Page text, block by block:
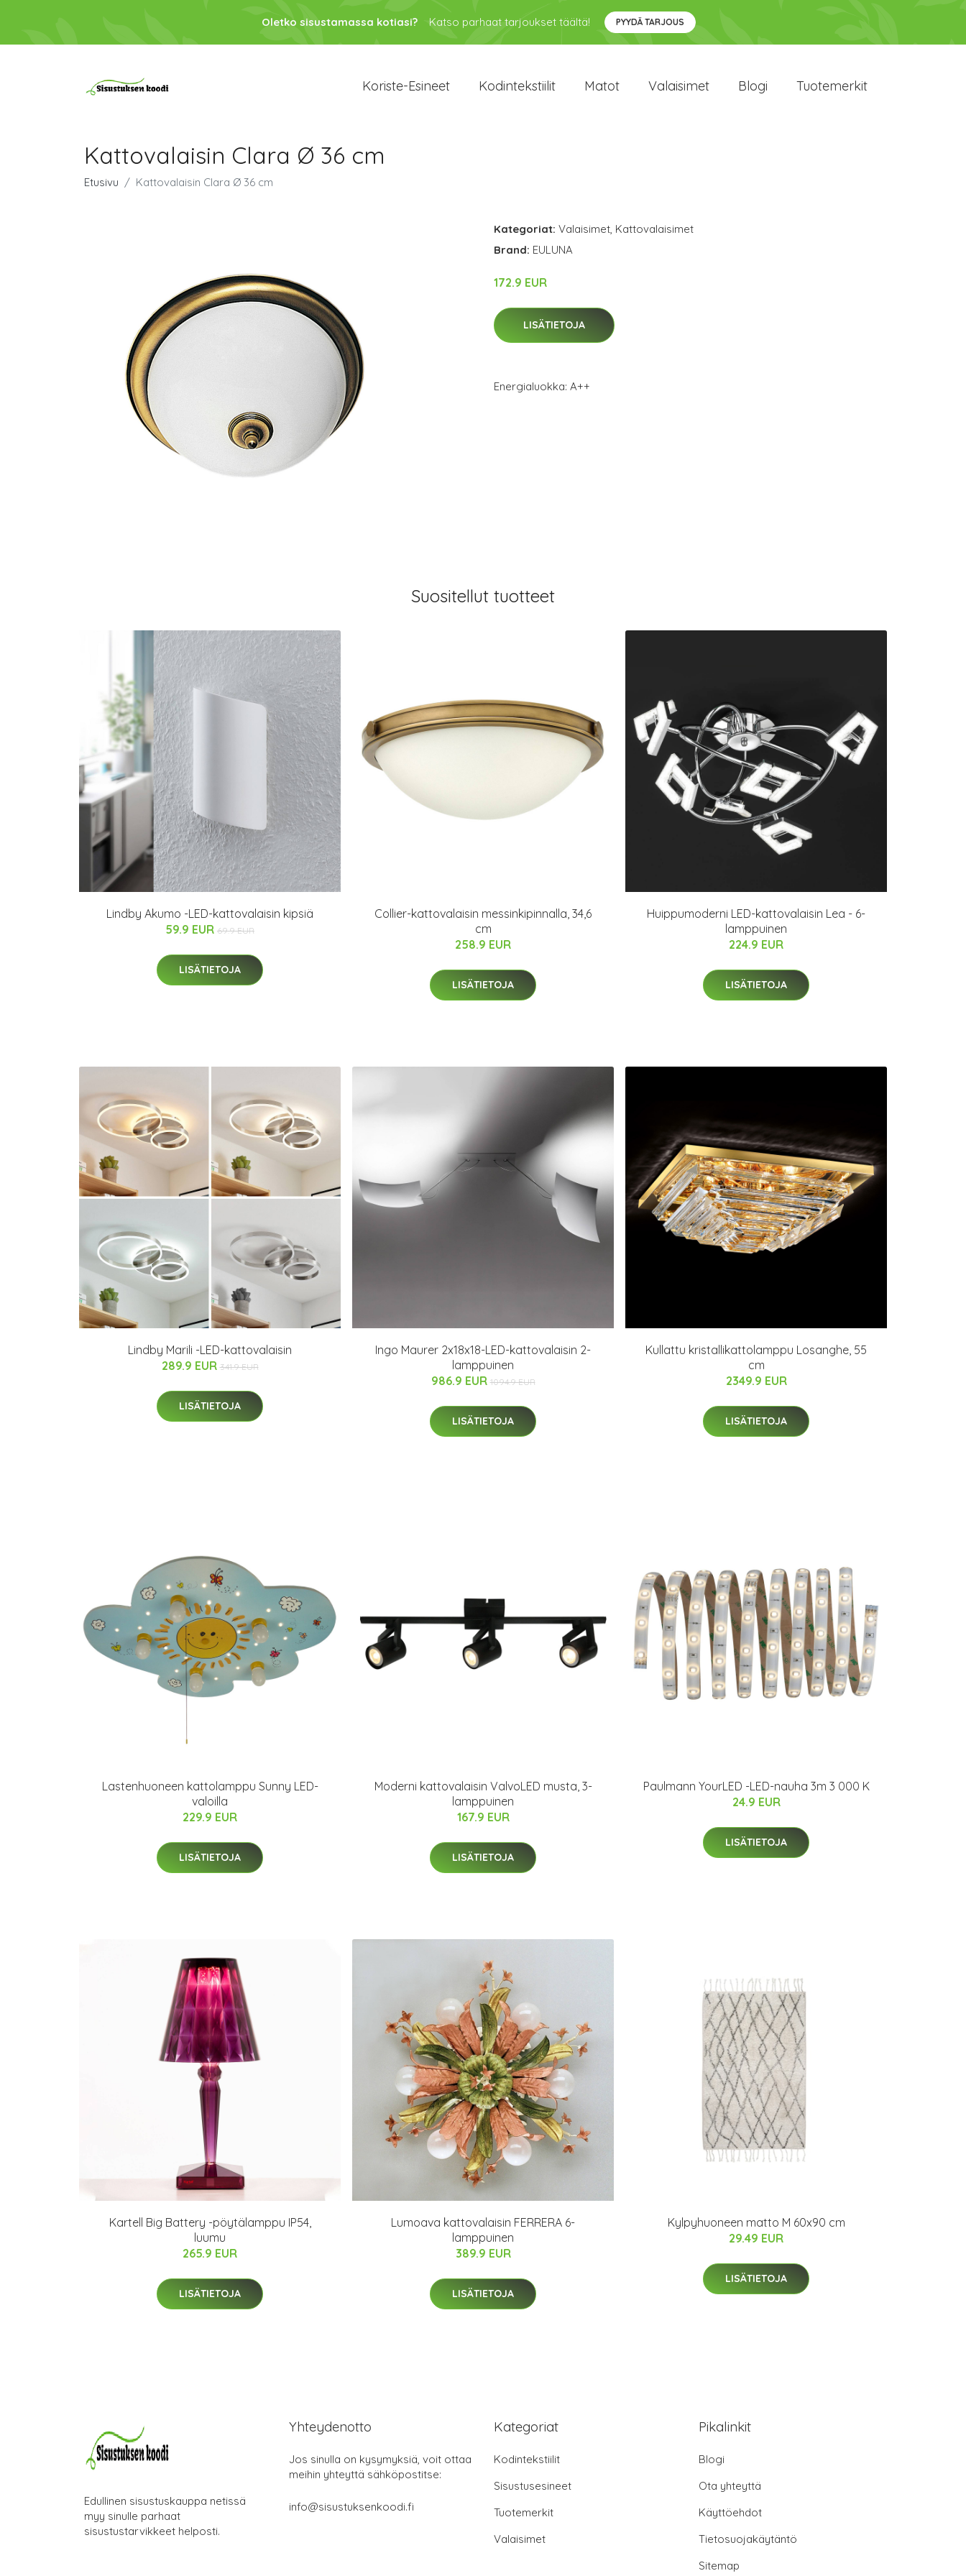
Oletko sisustamassa kotiasi? Katso parhaat tarjoukset täältä! PYYDÄ TARJOUS
Koriste-Esineet Kodintekstiilit Matot Valaisimet Blogi Tuotemerkit
Kattovalaisin Clara Ø 36 cm
Etusivu Kattovalaisin Clara Ø 36 cm
Kategoriat: Valaisimet, Kattovalaisimet
Brand: EULUNA
172.9 EUR
LISÄTIETOJA
Energialuokka: A++
Suositellut tuotteet
Lindby Akumo -LED-kattovalaisin kipsiä
59.9 EUR 69.9 EUR
LISÄTIETOJA
Collier-kattovalaisin messinkipinnalla, 34,6
cm
258.9 EUR
LISÄTIETOJA
Huippumoderni LED-kattovalaisin Lea - 6-
lamppuinen
224.9 EUR
LISÄTIETOJA
Lindby Marili -LED-kattovalaisin
289.9 EUR 341.9 EUR
LISÄTIETOJA
Ingo Maurer 2x18x18-LED-kattovalaisin 2-
lamppuinen
986.9 EUR 1094.9 EUR
LISÄTIETOJA
Kullattu kristallikattolamppu Losanghe, 55
cm
2349.9 EUR
LISÄTIETOJA
Lastenhuoneen kattolamppu Sunny LED-
valoilla
229.9 EUR
LISÄTIETOJA
Moderni kattovalaisin ValvoLED musta, 3-
lamppuinen
167.9 EUR
LISÄTIETOJA
Paulmann YourLED -LED-nauha 3m 3 000 K
24.9 EUR
LISÄTIETOJA
Kartell Big Battery -pöytälamppu IP54,
luumu
265.9 EUR
LISÄTIETOJA
Lumoava kattovalaisin FERRERA 6-
lamppuinen
389.9 EUR
LISÄTIETOJA
Kylpyhuoneen matto M 60x90 cm
29.49 EUR
LISÄTIETOJA
Edullinen sisustuskauppa netissä
myy sinulle parhaat
sisustustarvikkeet helposti.
Yhteydenotto
Jos sinulla on kysymyksiä, voit ottaa
meihin yhteyttä sähköpostitse:
info@sisustuksenkoodi.fi
Kategoriat
Kodintekstiilit
Sisustusesineet
Tuotemerkit
Valaisimet
Pikalinkit
Blogi
Ota yhteyttä
Käyttöehdot
Tietosuojakäytäntö
Sitemap